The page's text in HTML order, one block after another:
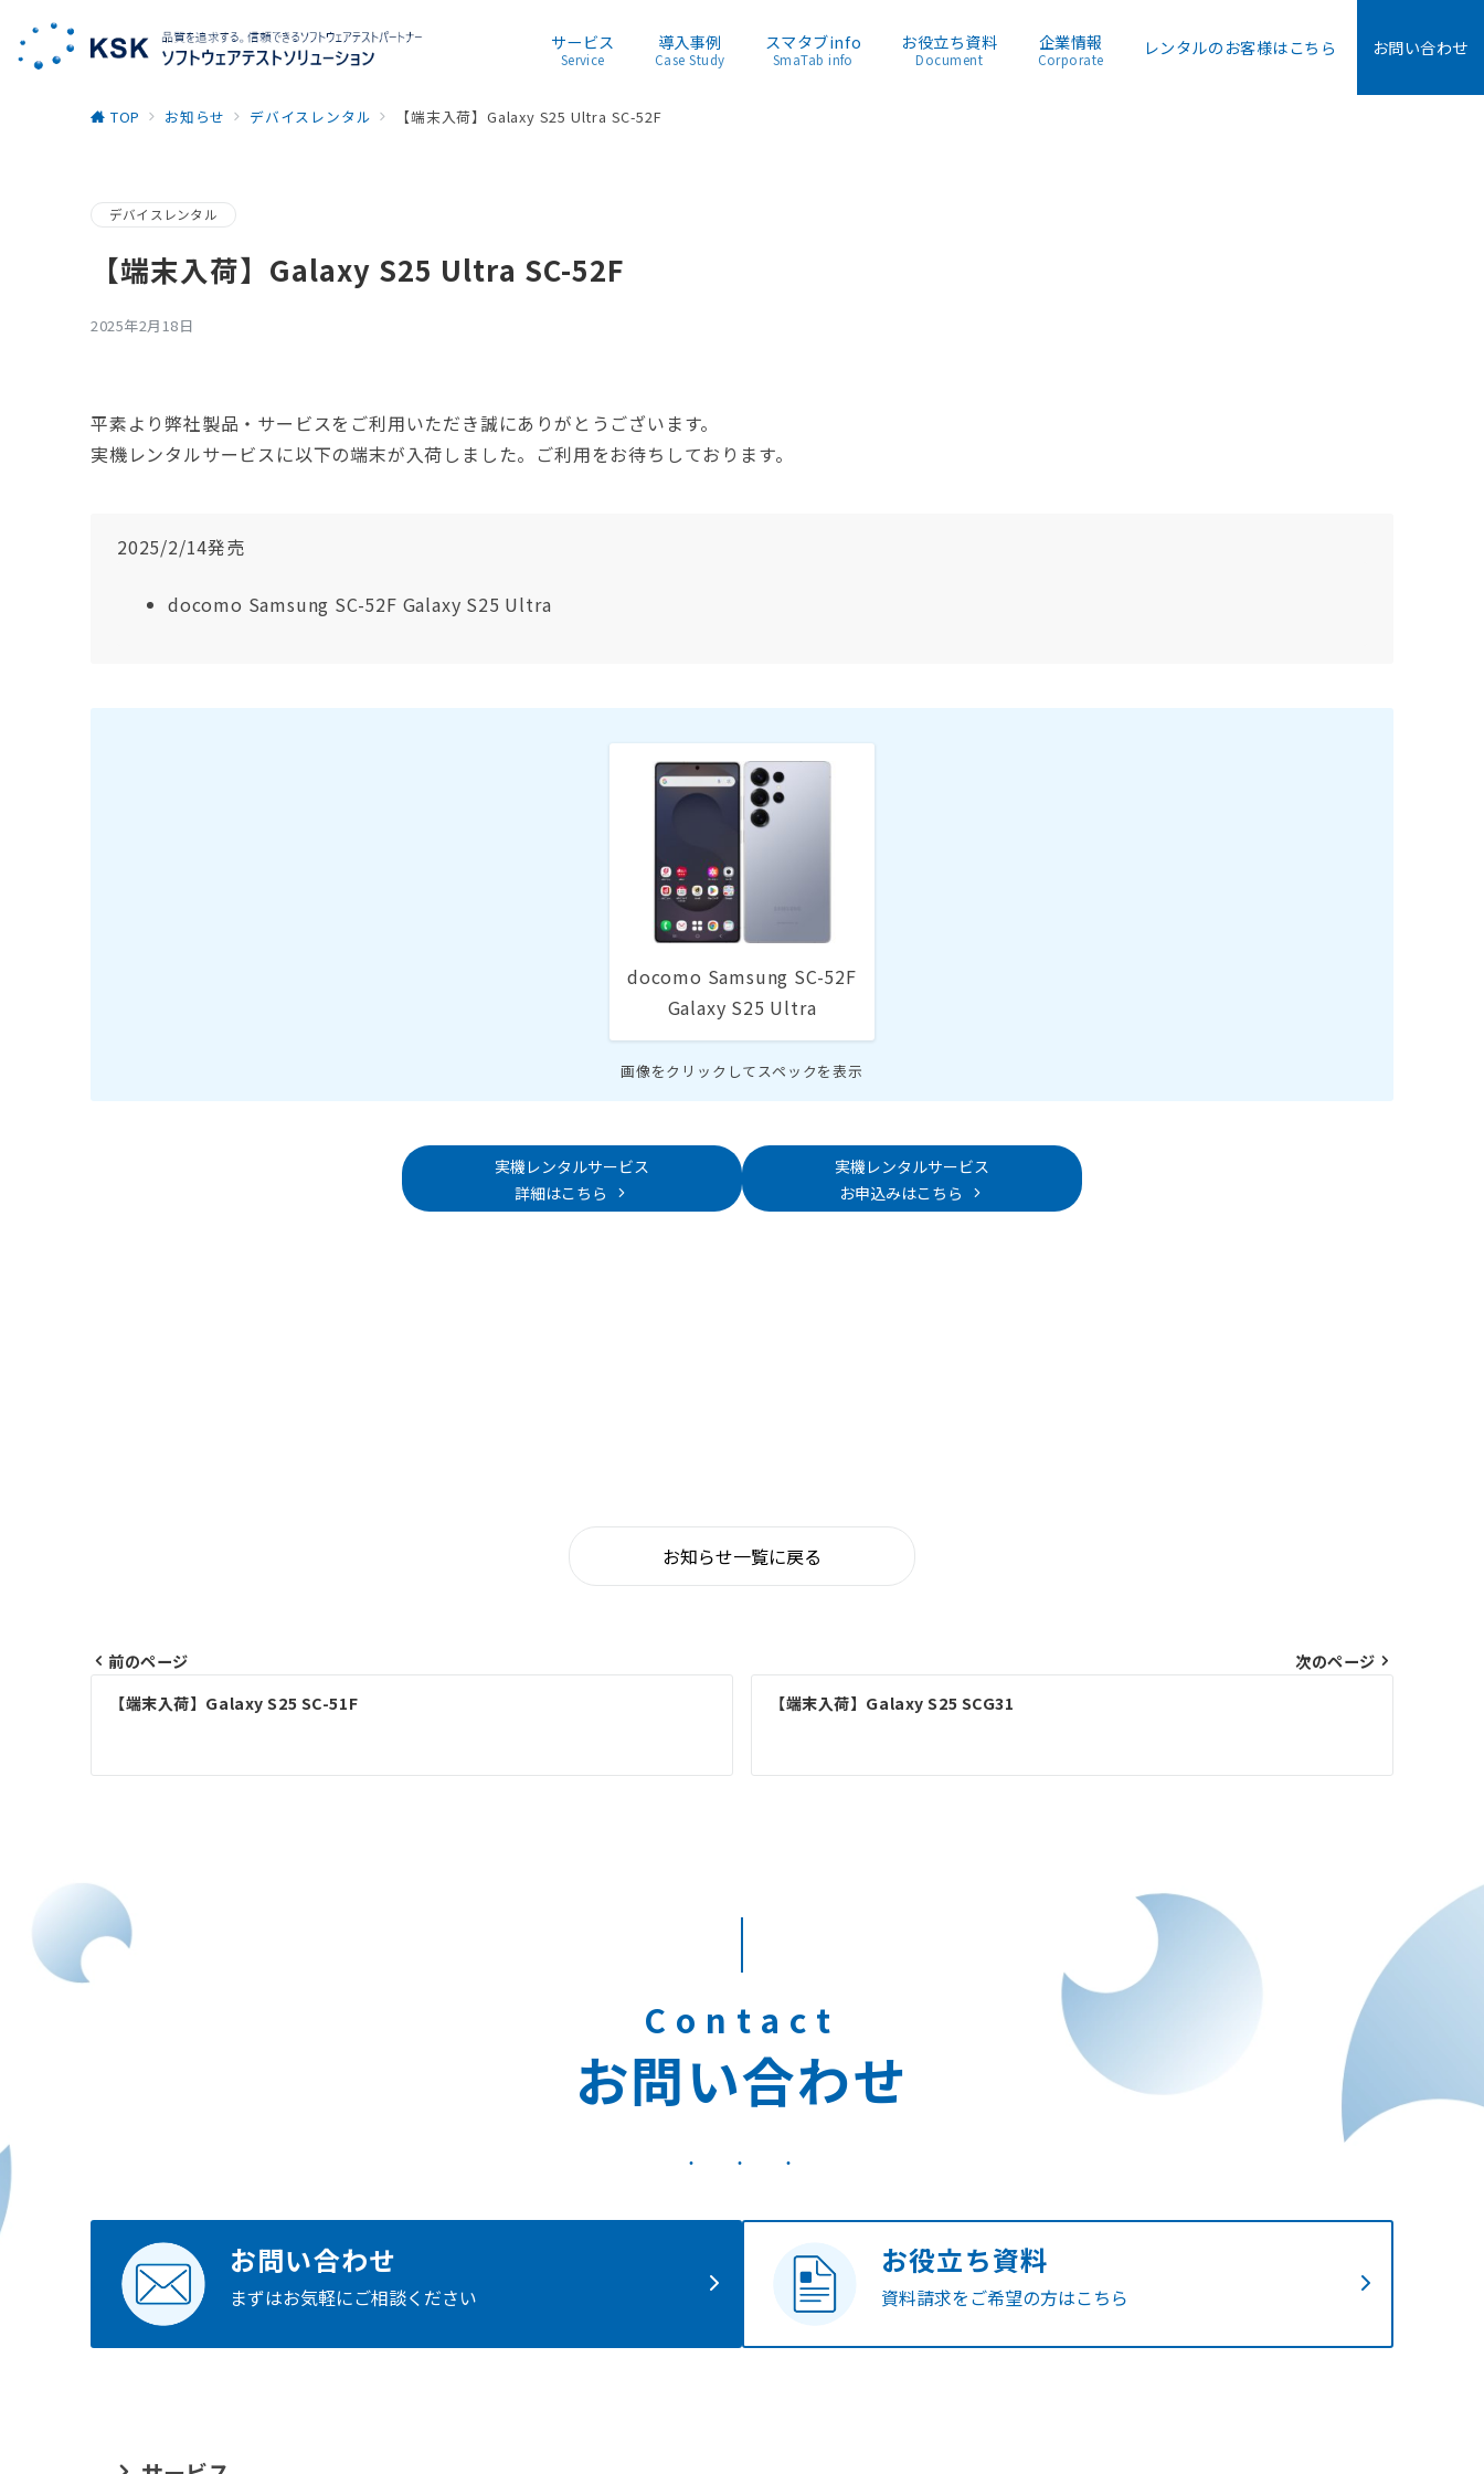
サービス
Service
導入事例
Case Study
スマタブinfo
SmaTab info
お役立ち資料
Document
企業情報
Corporate
レンタルのお客様はこちら お問い合わせ
TOP お知らせ デバイスレンタル 【端末入荷】Galaxy S25 Ultra SC-52F
デバイスレンタル
【端末入荷】Galaxy S25 Ultra SC-52F
2025年2月18日
平素より弊社製品・サービスをご利用いただき誠にありがとうございます。
実機レンタルサービスに以下の端末が入荷しました。ご利用をお待ちしております。
2025/2/14発売
docomo Samsung SC-52F Galaxy S25 Ultra
docomo Samsung SC-52F
Galaxy S25 Ultra
画像をクリックしてスペックを表示
実機レンタルサービス
詳細はこちら
実機レンタルサービス
お申込みはこちら
お知らせ一覧に戻る
ナ
ー
ョ
前のページ
【端末入荷】Galaxy S25 SC-51F
次のページ
【端末入荷】Galaxy S25 SCG31
Contact
お問い合わせ
お問い合わせ
まずはお気軽にご相談ください
お役立ち資料
資料請求をご希望の方はこちら